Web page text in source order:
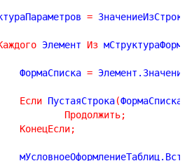
=
Элемент Из
			ФормаСписка
=
Если ПустаяСтрока(
Продолжить;
КонецЕсли;